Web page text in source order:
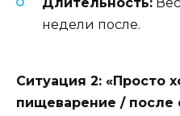
недели после.
Ситуация 2: «Просто
пищеварение / после